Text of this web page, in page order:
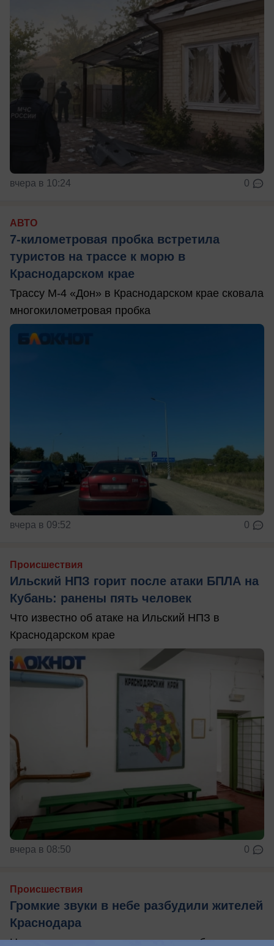
вчера в 10:24 0
АВТО
7-километровая пробка встретила
туристов на трассе к морю в
Краснодарском крае
Трассу М-4 «Дон» в Краснодарском крае сковала
многокилометровая пробка
вчера в 09:52 0
Происшествия
Ильский НПЗ горит после атаки БПЛА на
Кубань: ранены пять человек
Что известно об атаке на Ильский НПЗ в
Краснодарском крае
вчера в 08:50 0
Происшествия
Громкие звуки в небе разбудили жителей
Краснодара
Ночью громкие звуки раздались в небе над